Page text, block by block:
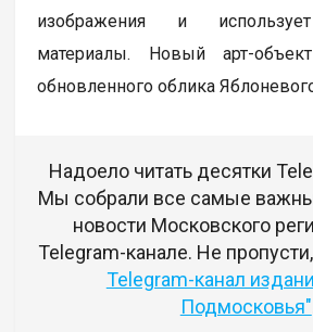
изображения и
материалы. Новый арт-
обновленного облика
Надоело читать десятки
Мы собрали все самые
новости Московского
Telegram-канале. Не
Telegram-канал
Подмосковья"